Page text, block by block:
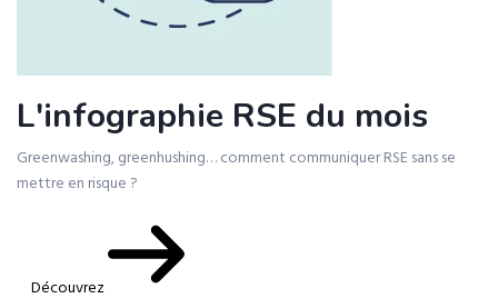
L'infographie RSE du mois
Greenwashing, greenhushing… comment communiquer RSE sans se
mettre en risque ?
Découvrez